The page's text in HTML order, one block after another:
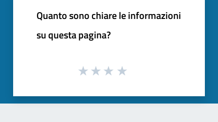
Quanto sono chiare le informazioni
su questa pagina?